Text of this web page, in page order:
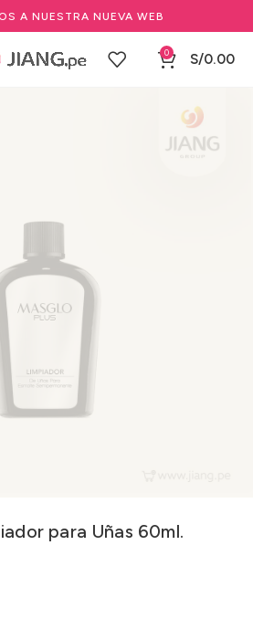
A NUESTRA NUEVA WEB
0 S/0.00
MASGLO
para Uñas 60ml.